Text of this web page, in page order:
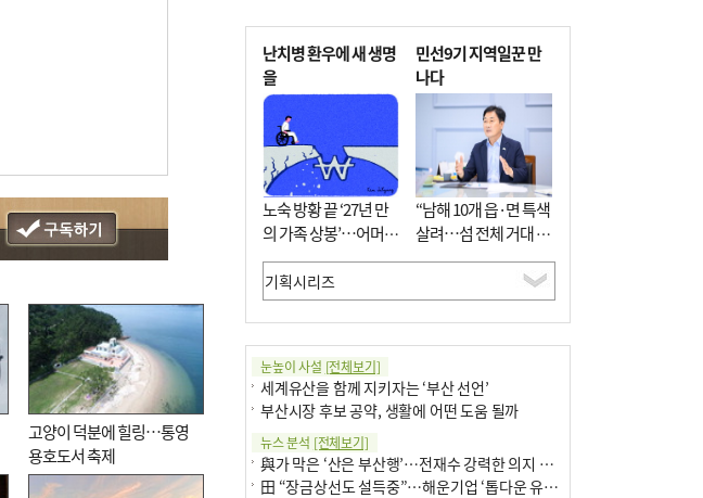
고양이 덕분에 힐링…통영
용호도서 축제
난치병 환우에 새 생명
을
노숙 방황 끝 ‘27년 만
의 가족 상봉’…어머니
와 행복 꿈꿔
민선9기 지역일꾼 만
나다
“남해 10개 읍·면 특색
살려…섬 전체 거대 정
원으로 조성”
눈높이 사설 [전체보기]
세계유산을 함께 지키자는 ‘부산 선언’
부산시장 후보 공약, 생활에 어떤 도움 될까
뉴스 분석 [전체보기]
與가 막은 ‘산은 부산행’…전재수 강력한 의지 표명 없인 공염불
田 “장금상선도 설득중”…해운기업 ‘톱다운 유치전’ 가속